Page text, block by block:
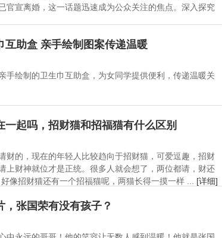
官宣离婚，这一话题迅速成为公众关注的焦点。深入探究
互助盒 亲手绘制图案传递温暖
手绘制的卫生巾互助盒，为女同学提供便利，传递温暖关
一起吗，招财猫和招福猫有什么区别
财的，现在的年轻人比较趋向于招财猫，可爱逗趣，招财
上财神就位才是正统。很多人就会想了，两位都请，财还
像招财猫还有一个招福猫呢，两猫长得一摸一样 ... [详细]
张国荣有没有孩子？